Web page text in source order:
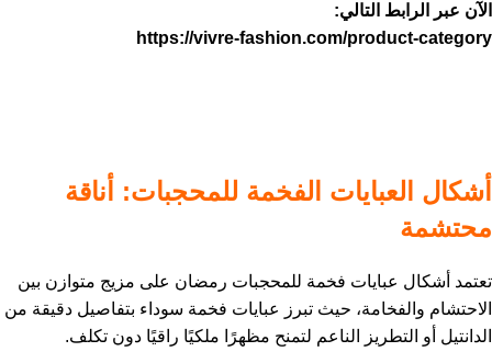
الآن عبر الرابط التالي:
https://vivre-fashion.com/product-category
أشكال العبايات الفخمة للمحجبات: أناقة
محتشمة
تعتمد أشكال عبايات فخمة للمحجبات رمضان على مزيج متوازن بين
الاحتشام والفخامة، حيث تبرز عبايات فخمة سوداء بتفاصيل دقيقة من
الدانتيل أو التطريز الناعم لتمنح مظهرًا ملكيًا راقيًا دون تكلف.